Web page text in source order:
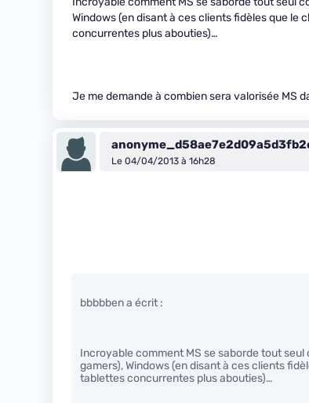
Windows (en disant à ces clients fidèles que le
concurrentes plus abouties)…
Je me demande à combien sera valorisée MS
Le 04/04/2013 à 16h28
bbbbben a écrit :
Incroyable comment MS se saborde tout
gamers), Windows (en disant à ces clients
tablettes concurrentes plus abouties)…